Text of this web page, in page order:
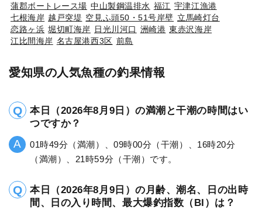
蒲郡ボートレース場 中山製鋼温排水 福江 宇津江漁港
七根海岸 越戸突堤 空見ふ頭50・51号岸壁 立馬崎灯台
恋路ヶ浜 堀切町海岸 日光川河口 洲崎港 東赤沢海岸
江比間海岸 名古屋港西3区 前島
愛知県の人気魚種の釣果情報
本日（2026年8月9日）の満潮と干潮の時間はい
つですか？
01時49分（満潮）、09時00分（干潮）、16時20分
（満潮）、21時59分（干潮）です。
本日（2026年8月9日）の月齢、潮名、日の出時
間、日の入り時間、最大爆釣指数（BI）は？